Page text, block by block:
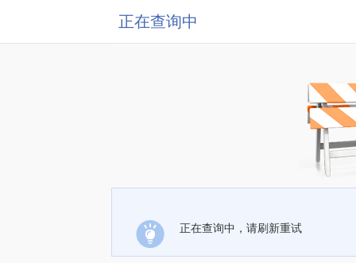
正在查询中
正在查询中，请刷新重试